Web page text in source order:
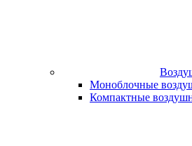
Моноблочные
Компактные